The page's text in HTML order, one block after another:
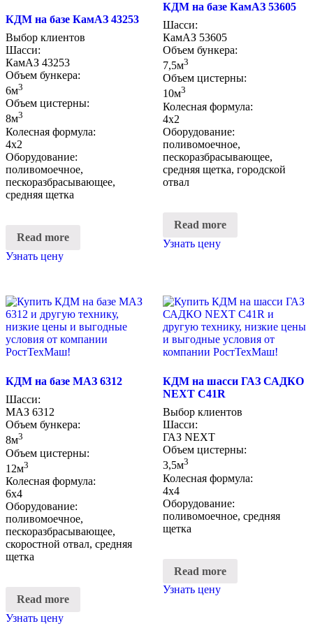
КДМ на базе КамАЗ 43253
Выбор клиентов
Шасси:
КамАЗ 43253
Объем бункера:
6м3
Объем цистерны:
8м3
Колесная формула:
4х2
Оборудование:
поливомоечное,
пескоразбрасывающее,
средняя щетка
Read more
Узнать цену
КДМ на базе КамАЗ 53605
Шасси:
КамАЗ 53605
Объем бункера:
7,5м3
Объем цистерны:
10м3
Колесная формула:
4х2
Оборудование:
поливомоечное,
пескоразбрасывающее,
средняя щетка, городской
отвал
Read more
Узнать цену
КДМ на базе МАЗ 6312
Шасси:
МАЗ 6312
Объем бункера:
8м3
Объем цистерны:
12м3
Колесная формула:
6х4
Оборудование:
поливомоечное,
пескоразбрасывающее,
скоростной отвал, средняя
щетка
Read more
Узнать цену
КДМ на шасси ГАЗ САДКО
NEXT C41R
Выбор клиентов
Шасси:
ГАЗ NEXT
Объем цистерны:
3,5м3
Колесная формула:
4х4
Оборудование:
поливомоечное, средняя
щетка
Read more
Узнать цену